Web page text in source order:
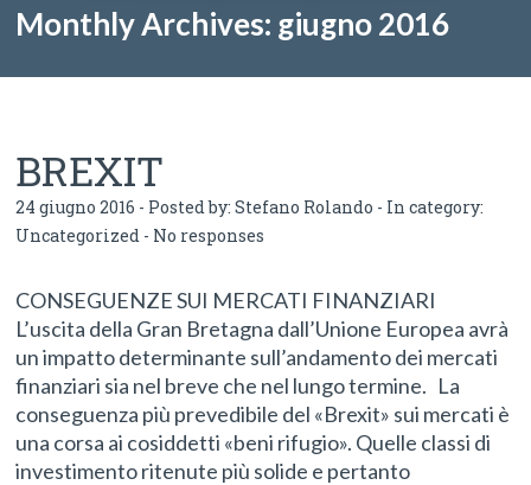
Monthly Archives: giugno 2016
BREXIT
24 giugno 2016 - Posted by:Stefano Rolando - In category:
Uncategorized - No responses
CONSEGUENZE SUI MERCATI FINANZIARI
L’uscita della Gran Bretagna dall’Unione Europea avrà
un impatto determinante sull’andamento dei mercati
finanziari sia nel breve che nel lungo termine. La
conseguenza più prevedibile del «Brexit» sui mercati è
una corsa ai cosiddetti «beni rifugio». Quelle classi di
investimento ritenute più solide e pertanto